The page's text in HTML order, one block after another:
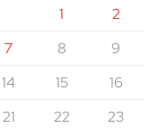
1
2
7 8
9
14 15
16
21 22
23